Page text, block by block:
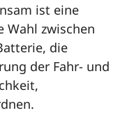
ist eine
Wahl zwischen
die
der Fahr- und